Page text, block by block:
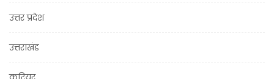
उत्तर प्रदेश
उत्तराखंड